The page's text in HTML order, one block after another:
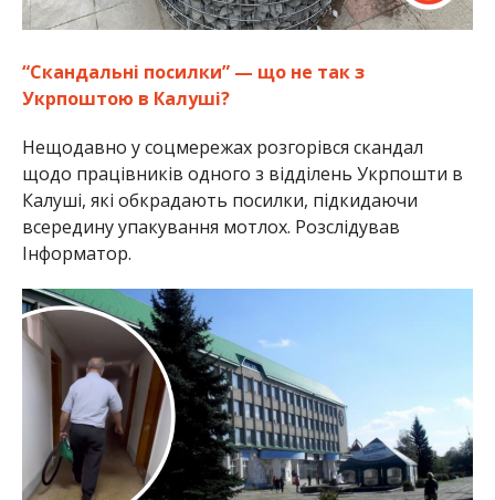
“Скандальні посилки” — що не так з
Укрпоштою в Калуші?
Нещодавно у соцмережах розгорівся скандал
щодо працівників одного з відділень Укрпошти в
Калуші, які обкрадають посилки, підкидаючи
всередину упакування мотлох. Розслідував
Інформатор.